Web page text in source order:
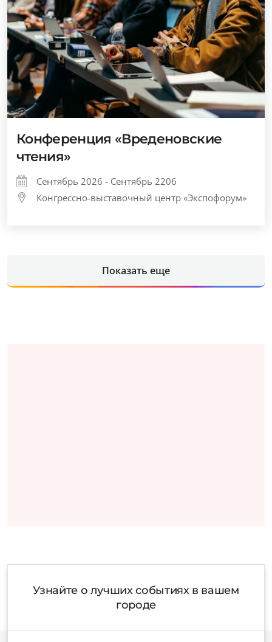
Конференция «Вреденовские
чтения»
Сентябрь 2026 - Сентябрь 2206
Конгрессно-выставочный центр «Экспофорум»
Показать еще
Узнайте о лучших событиях в вашем
городе